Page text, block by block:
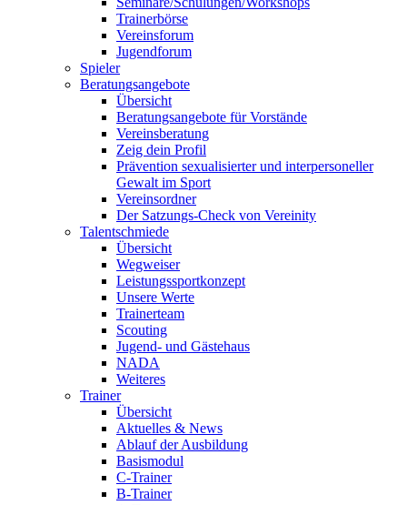
Trainerbörse
Vereinsforum
Jugendforum
Spieler
Beratungsangebote
Übersicht
Beratungsangebote für Vorstände
Vereinsberatung
Zeig dein Profil
Prävention sexualisierter und interpersoneller
Gewalt im Sport
Vereinsordner
Der Satzungs-Check von Vereinity
Talentschmiede
Übersicht
Wegweiser
Leistungssportkonzept
Unsere Werte
Trainerteam
Scouting
Jugend- und Gästehaus
NADA
Weiteres
Trainer
Übersicht
Aktuelles & News
Ablauf der Ausbildung
Basismodul
C-Trainer
B-Trainer